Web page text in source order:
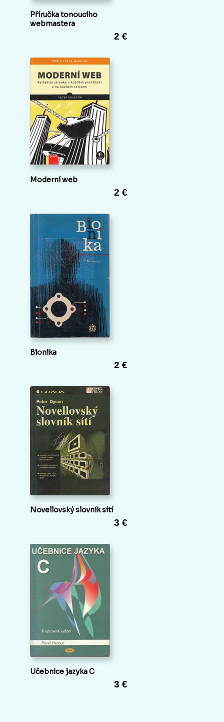
Příručka tonoucího
webmastera
2 €
Moderní web
2 €
Bionika
2 €
Novellovský slovník sítí
3 €
Učebnice jazyka C
3 €